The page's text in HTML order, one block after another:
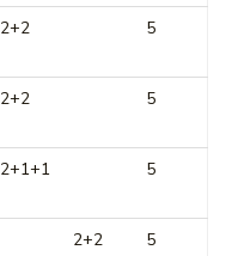
2+2 5
2+2 5
2+1+1 5
2+2 5